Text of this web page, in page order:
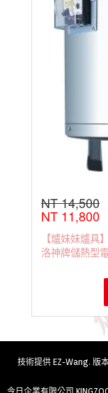
NT 14,500
NT 11,800
【爐妹妹爐具】
洛神牌儲熱型
技術提供 EZ-Wang. 版